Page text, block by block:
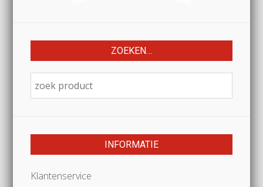
ZOEKEN…
INFORMATIE
Klantenservice